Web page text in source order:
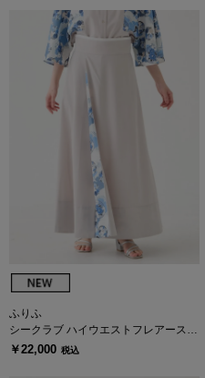
ふりふ
シークラブ ハイウエストフレアースカ
ート
￥22,000 税込